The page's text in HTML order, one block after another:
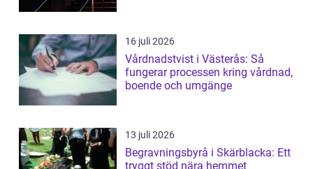
16 juli 2026
Vårdnadstvist i Västerås: Så
fungerar processen kring vårdnad,
boende och umgänge
13 juli 2026
Begravningsbyrå i Skärblacka: Ett
tryggt stöd nära hemmet